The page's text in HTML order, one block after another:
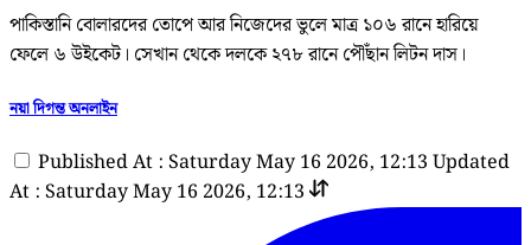
পাকিস্তানি বোলারদের তোপে আর নিজেদের ভুলে মাত্র ১০৬ রানে হারিয়ে
ফেলে ৬ উইকেট। সেখান থেকে দলকে ২৭৮ রানে পৌঁছান লিটন দাস।
নয়া দিগন্ত অনলাইন
Published At : Saturday May 16 2026, 12:13 Updated
At : Saturday May 16 2026, 12:13